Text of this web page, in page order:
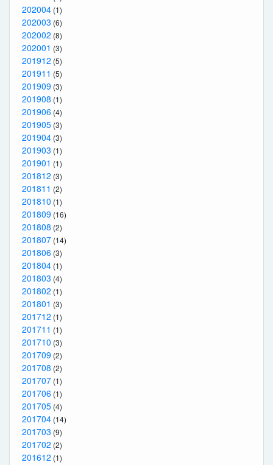
202004 (1)
202003 (6)
202002 (8)
202001 (3)
201912 (5)
201911 (5)
201909 (3)
201908 (1)
201906 (4)
201905 (3)
201904 (3)
201903 (1)
201901 (1)
201812 (3)
201811 (2)
201810 (1)
201809 (16)
201808 (2)
201807 (14)
201806 (3)
201804 (1)
201803 (4)
201802 (1)
201801 (3)
201712 (1)
201711 (1)
201710 (3)
201709 (2)
201708 (2)
201707 (1)
201706 (1)
201705 (4)
201704 (14)
201703 (9)
201702 (2)
201612 (1)